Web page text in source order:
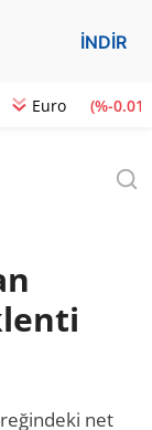
İNDİR
Euro (%-0.01)
net